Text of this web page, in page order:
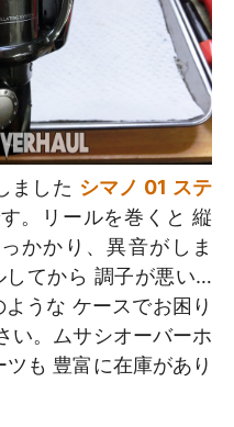
ました シマノ 01 ステ
。リールを巻くと 縦
かかり、異音がしま
してから 調子が悪い…
うな ケースでお困り
い。ムサシオーバーホ
も 豊富に在庫があり